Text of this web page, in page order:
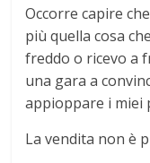
Occorre capire
più quella cosa
freddo o ricevo a
una gara a
appioppare i
La vendita non è